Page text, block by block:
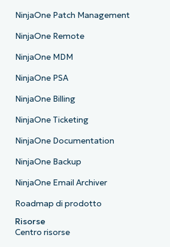
NinjaOne Patch Management
NinjaOne Remote
NinjaOne MDM
NinjaOne PSA
NinjaOne Billing
NinjaOne Ticketing
NinjaOne Documentation
NinjaOne Backup
NinjaOne Email Archiver
Roadmap di prodotto
Risorse
Centro risorse